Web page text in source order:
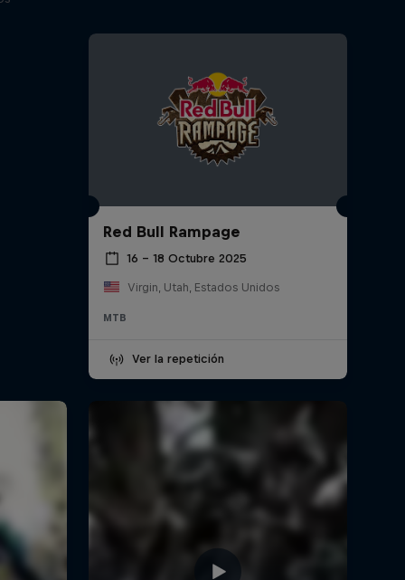
Red Bull Rampage
16 – 18 Octubre 2025
Virgin, Utah, Estados Unidos
MTB
Ver la repetición